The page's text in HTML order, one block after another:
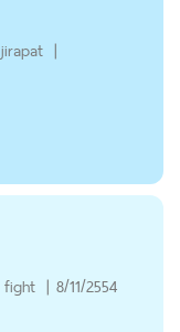
jirapat |
fight | 8/11/2554